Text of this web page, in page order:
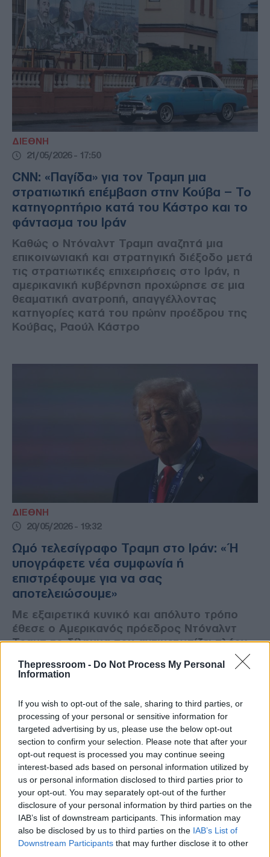
Thepressroom - Do Not Process My Personal
Information
If you wish to opt-out of the sale, sharing to third parties, or
processing of your personal or sensitive information for
targeted advertising by us, please use the below opt-out
section to confirm your selection. Please note that after your
opt-out request is processed you may continue seeing
interest-based ads based on personal information utilized by
us or personal information disclosed to third parties prior to
your opt-out. You may separately opt-out of the further
disclosure of your personal information by third parties on the
IAB’s list of downstream participants. This information may
also be disclosed by us to third parties on the IAB’s List of
Downstream Participants that may further disclose it to other
ΔΙΕΘΝΗ
21/05/2026 - 17:50
CNN: «Παγίδα» για τον Τραμπ μια
στρατιωτική επέμβαση στην Κούβα – Το
κατηγορητήριο κατά του Κάστρο και το
φάντασμα του Ιράν
Καθώς ο Ντόναλντ Τραμπ αναζητά μια
επικοινωνιακή και στρατηγική διέξοδο μετά
τις στρατιωτικές επιχειρήσεις στο Ιράν, η
αμερικανική κυβέρνηση προχώρησε σε μια
θεαματική ανατροπή, απαγγέλλοντας
κατηγορίες κατά του πρώην προέδρου της
Κούβας, Ραούλ Κάστρο
ΔΙΕΘΝΗ
20/05/2026 - 19:32
Ωμό τελεσίγραφο Τραμπ στο Ιράν: «Ή
υπογράφετε νέα συμφωνία ή
επιστρέφουμε για να σας
αποτελειώσουμε»
Με εξαιρετικά κυνικό και απόλυτο τρόπο
έθεσε ο Αμερικανός πρόεδρος Ντόναλντ
Τραμπ το δίλημμα που αντιμετωπίζει πλέον
καλείται είτε να συνθηκολογήσει
έρθει αντιμέτωπη με την ολοκληρωτική
καταστροφή.